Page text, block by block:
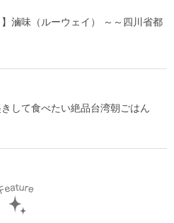
】滷味（ルーウェイ） ～～四川省都
きして食べたい絶品台湾朝ごはん